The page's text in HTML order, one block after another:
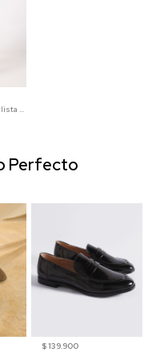
Vestido Midi Minimalista De Silueta Amplia
$ 139.900
Perfecto